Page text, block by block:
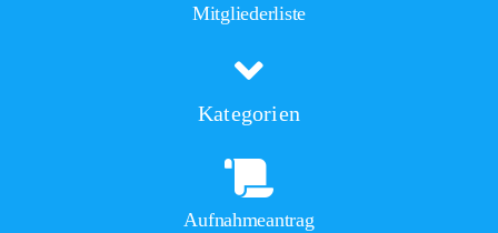
Mitgliederliste
Kategorien
Aufnahmeantrag